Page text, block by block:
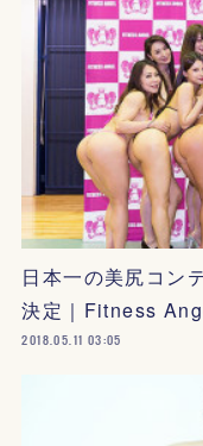
日本一の美尻コン
決定｜Fitness
2018.05.11 03:05